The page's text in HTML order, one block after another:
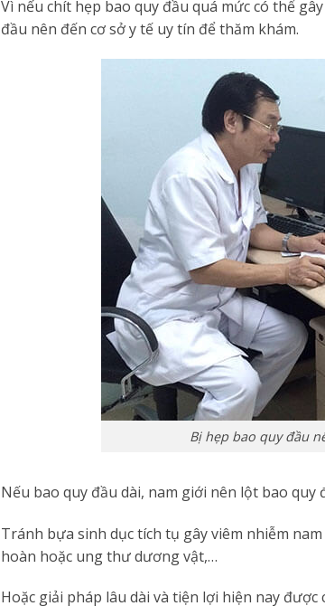
Vì nếu chít hẹp bao quy đầu quá mức có thể
đầu nên đến cơ sở y tế uy tín để thăm khám.
Bị hẹp bao quy đầu
Nếu bao quy đầu dài, nam giới nên lột bao
Tránh bựa sinh dục tích tụ gây viêm nhiễm
hoàn hoặc ung thư dương vật,…
Hoặc giải pháp lâu dài và tiện lợi hiện nay